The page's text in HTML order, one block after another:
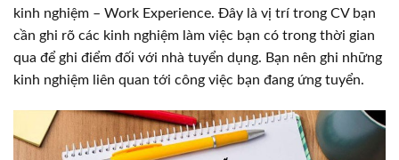
kinh nghiệm – Work Experience. Đây là vị trí trong CV bạn
cần ghi rõ các kinh nghiệm làm việc bạn có trong thời gian
qua để ghi điểm đối với nhà tuyển dụng. Bạn nên ghi những
kinh nghiệm liên quan tới công việc bạn đang ứng tuyển.